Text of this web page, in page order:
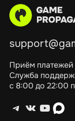
Приём
Служба
с 8:00 до 22:00
Telegram ВКонтакте YouTube max